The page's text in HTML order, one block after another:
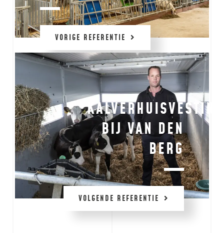
VORIGE REFERENTIE
KALVERHUISVESTING
BIJ VAN DEN
BERG
VOLGENDE REFERENTIE